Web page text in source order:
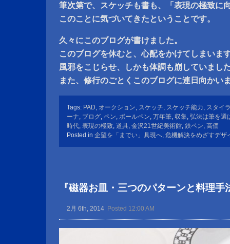
筆次第で、スケッチも書も、「表現の極致に
このことに気づいてきたということです。
久々にこのブログが書けました。
このブログを休むと、心配をかけてしまいま
風邪をこじらせ、しかも体調も崩していまし
また、修行のごとくこのブログに連日向かい
Tags: PAD, オークション, スケッチ, スケッチ能力, スタイ
ーナ, ブログ, ペン, ボールペン, 万年筆, 収集, 弘法は筆を選
時代, 表現の極致, 道具, 金沢21世紀美術館, 鉄ペン, 高価
Posted in 企望を「までい」具現へ, 危機解決をめざすデザ
『磁器お皿・三つのパターンと料理手
2月 6th, 2014 Posted 12:00 AM